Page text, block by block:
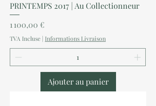
PRINTEMPS 2017 | Au Collectionneur
Prix
1 100,00 €
TVA Incluse | Informations Livraison
Ajouter au panier